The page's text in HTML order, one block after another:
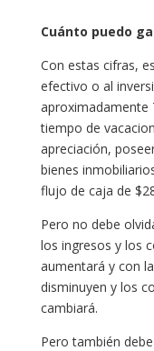
Cuánto puedo
Con estas cifras,
efectivo o al
aproximadamente
tiempo de
apreciación,
bienes
flujo de caja de
Pero no debe
los ingresos y los
aumentará y con
disminuyen y los
cambiará.
Pero también